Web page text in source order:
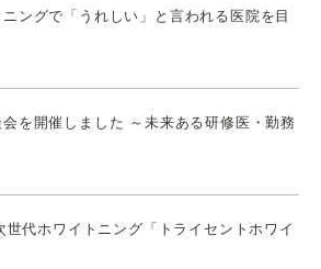
ングで「うれしい」と言われる医院を目
を開催しました ～未来ある研修医・勤務
世代ホワイトニング「トライセントホワイ